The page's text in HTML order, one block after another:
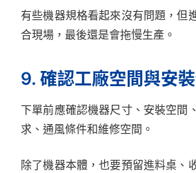
有些機器規格看起來沒有問題，但
合現場，最後還是會拖慢生產。
9. 確認工廠空間與安
下單前應確認機器尺寸、安裝空間
求、通風條件和維修空間。
除了機器本體，也要預留進料桌、